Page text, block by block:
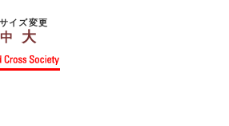
イズ変更
中 大